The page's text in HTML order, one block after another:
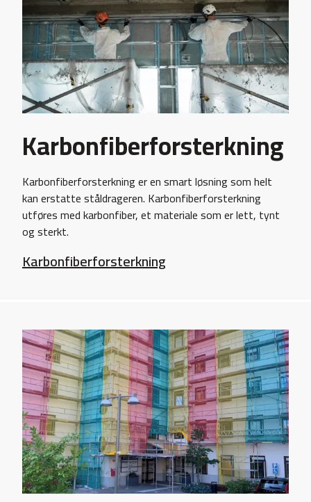
Karbonfiberforsterkning
Karbonfiberforsterkning er en smart løsning som helt
kan erstatte ståldrageren. Karbonfiberforsterkning
utføres med karbonfiber, et materiale som er lett, tynt
og sterkt.
Karbonfiberforsterkning